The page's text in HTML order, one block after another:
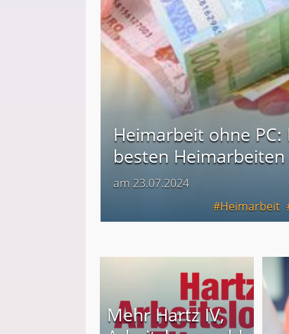
Heimarbeit ohne PC:
besten Heimarbeiten
am 23.07.2024
Heimarbeit
Mehr Hartz IV,